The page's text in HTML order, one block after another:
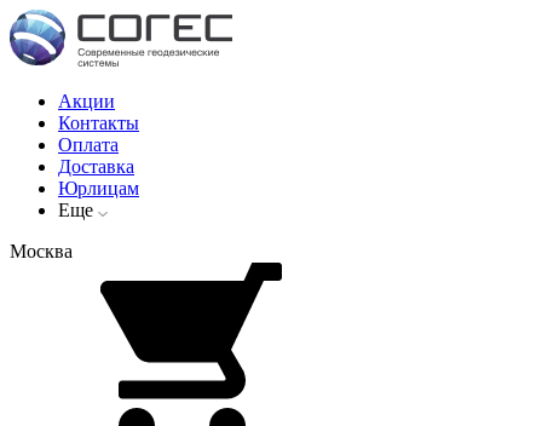
Акции
Контакты
Оплата
Доставка
Юрлицам
Еще
Москва